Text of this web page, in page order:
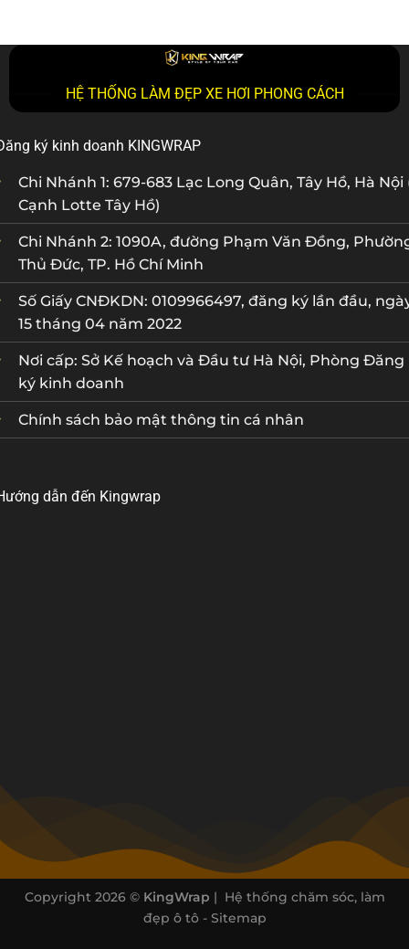
HỆ THỐNG LÀM ĐẸP XE HƠI PHONG CÁCH
ký kinh doanh KINGWRAP
Chi Nhánh 1: 679-683 Lạc Long Quân, Tây Hồ, Hà Nội
Cạnh Lotte Tây Hồ)
Chi Nhánh 2: 1090A, đường Phạm Văn Đồng,
Thủ Đức, TP. Hồ Chí Minh
Số Giấy CNĐKDN: 0109966497, đăng ký lần đầu,
15 tháng 04 năm 2022
Nơi cấp: Sở Kế hoạch và Đầu tư Hà Nội, Phòng Đăng
ký kinh doanh
Chính sách bảo mật thông tin cá nhân
dẫn đến Kingwrap
Copyright 2026 © KingWrap | Hệ thống chăm sóc, làm
đẹp ô tô - Sitemap